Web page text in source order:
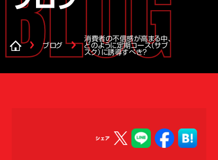
ブログ
消費者の不信感が高まる中、
どのように定期コース（サブ
スク）に誘導すべき？
シェア